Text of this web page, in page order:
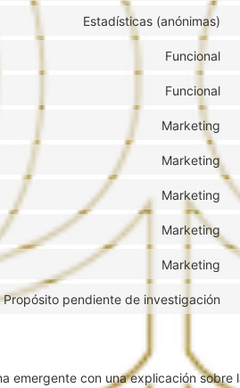
Estadísticas (anónimas)
Funcional
Funcional
Marketing
Marketing
Marketing
Marketing
Marketing
Propósito pendiente de investigación
emergente con una explicación sobre